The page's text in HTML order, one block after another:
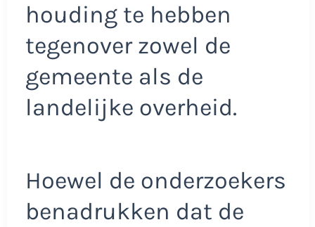
houding te hebben
tegenover zowel de
gemeente als de
landelijke overheid.
Hoewel de onderzoekers
benadrukken dat de